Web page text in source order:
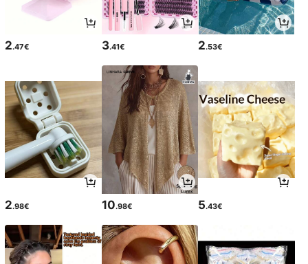
2.47€ 3.41€ 2.53€
2.98€ 10.98€ 5.43€